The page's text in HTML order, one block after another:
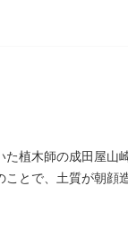
植木師の成田屋
とで、土質が朝